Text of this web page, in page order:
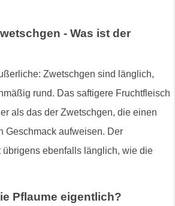
- Was ist der
Zwetschgen sind länglich,
rund. Das saftigere Fruchtfleisch
als das der Zwetschgen, die einen
Geschmack aufweisen. Der
übrigens ebenfalls länglich, wie die
Pflaume eigentlich?